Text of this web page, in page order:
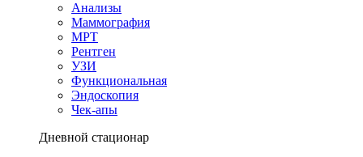
Анализы
Маммография
МРТ
Рентген
УЗИ
Функциональная
Эндоскопия
Чек-апы
Дневной стационар